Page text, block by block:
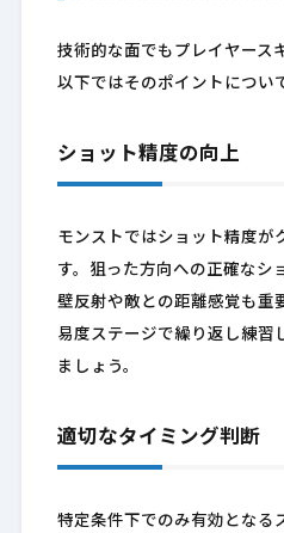
技術的な面でもプレイヤース
以下ではそのポイントについ
ショット精度の向上
モンストではショット精度が
す。狙った方向への正確なシ
壁反射や敵との距離感覚も重
易度ステージで繰り返し練習
ましょう。
適切なタイミング判断
特定条件下でのみ有効となる